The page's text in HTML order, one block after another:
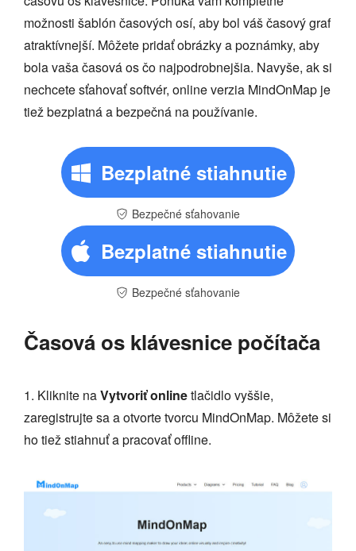
možnosti šablón časových osí, aby bol váš časový graf
atraktívnejší. Môžete pridať obrázky a poznámky, aby
bola vaša časová os čo najpodrobnejšia. Navyše, ak si
nechcete sťahovať softvér, online verzia MindOnMap je
tiež bezplatná a bezpečná na používanie.
Bezplatné stiahnutie
Bezpečné sťahovanie
Bezplatné stiahnutie
Bezpečné sťahovanie
Časová os klávesnice počítača
1. Kliknite naVytvoriť onlinetlačidlo vyššie,
zaregistrujte sa a otvorte tvorcu MindOnMap. Môžete si
ho tiež stiahnuť a pracovať offline.